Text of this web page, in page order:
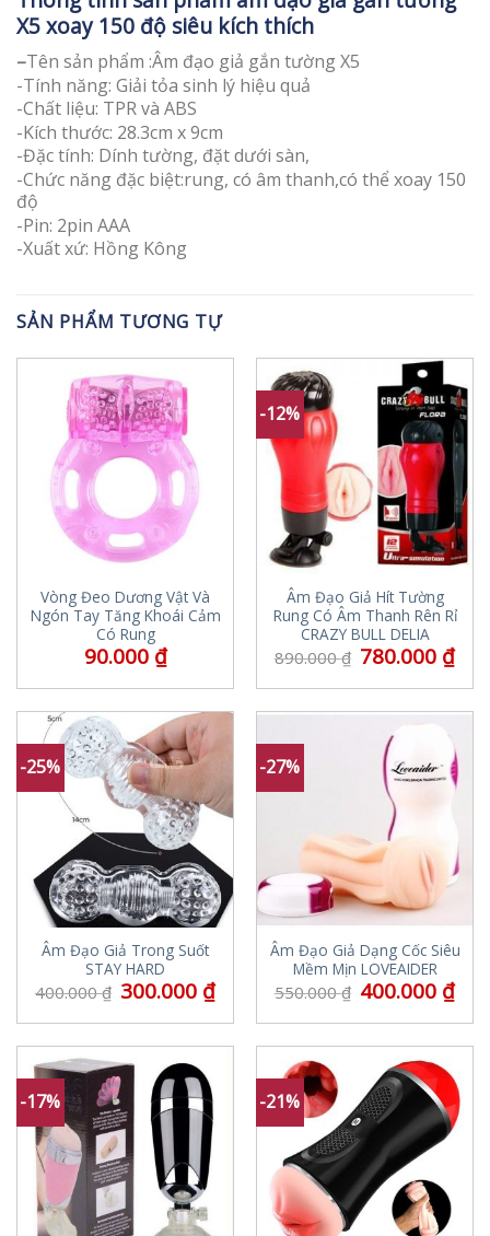
X5 xoay 150 độ siêu kích thích
–Tên sản phẩm :Âm đạo giả gắn tường X5
-Tính năng: Giải tỏa sinh lý hiệu quả
-Chất liệu: TPR và ABS
-Kích thước: 28.3cm x 9cm
-Đặc tính: Dính tường, đặt dưới sàn,
-Chức năng đặc biệt:rung, có âm thanh,có thể xoay 150
độ
-Pin: 2pin AAA
-Xuất xứ: Hồng Kông
SẢN PHẨM TƯƠNG TỰ
Vòng Đeo Dương Vật Và
Ngón Tay Tăng Khoái Cảm
Có Rung
90.000 ₫
-12%
Âm Đạo Giả Hít Tường
Rung Có Âm Thanh Rên Rỉ
CRAZY BULL DELIA
890.000₫ 780.000 ₫
-25%
Âm Đạo Giả Trong Suốt
STAY HARD
400.000₫ 300.000 ₫
-27%
Âm Đạo Giả Dạng Cốc Siêu
Mềm Mịn LOVEAIDER
550.000₫ 400.000 ₫
-17% -21%